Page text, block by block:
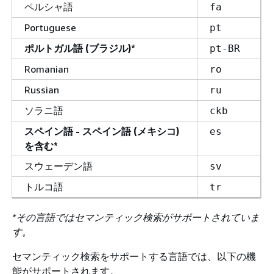
ペルシャ語 fa
Portuguese pt
ポルトガル語 (ブラジル)* pt-BR
Romanian ro
Russian ru
ソラニ語 ckb
スペイン語 - スペイン語 (メキシコ)
を含む*
es
スウェーデン語 sv
トルコ語 tr
*その言語ではセマンティック検索がサポートされていま
す。
セマンティック検索をサポートする言語では、以下の機
能がサポートされます。